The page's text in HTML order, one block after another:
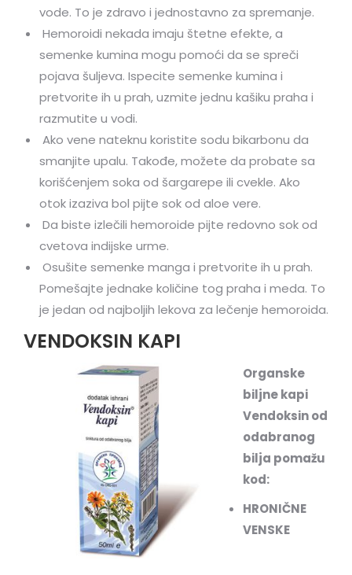
vode. To je zdravo i jednostavno za spremanje.
Hemoroidi nekada imaju štetne efekte, a
semenke kumina mogu pomoći da se spreči
pojava šuljeva. Ispecite semenke kumina i
pretvorite ih u prah, uzmite jednu kašiku praha i
razmutite u vodi.
Ako vene nateknu koristite sodu bikarbonu da
smanjite upalu. Takođe, možete da probate sa
korišćenjem soka od šargarepe ili cvekle. Ako
otok izaziva bol pijte sok od aloe vere.
Da biste izlečili hemoroide pijte redovno sok od
cvetova indijske urme.
Osušite semenke manga i pretvorite ih u prah.
Pomešajte jednake količine tog praha i meda. To
je jedan od najboljih lekova za lečenje hemoroida.
VENDOKSIN KAPI
Organske
biljne kapi
Vendoksin od
odabranog
bilja pomažu
kod:
HRONIČNE
VENSKE